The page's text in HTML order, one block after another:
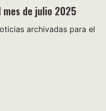
mes de julio 2025
archivadas para el